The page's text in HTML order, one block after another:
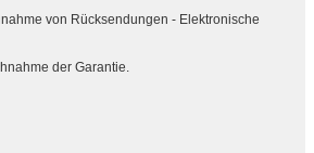
von Rücksendungen - Elektronische
der Garantie.